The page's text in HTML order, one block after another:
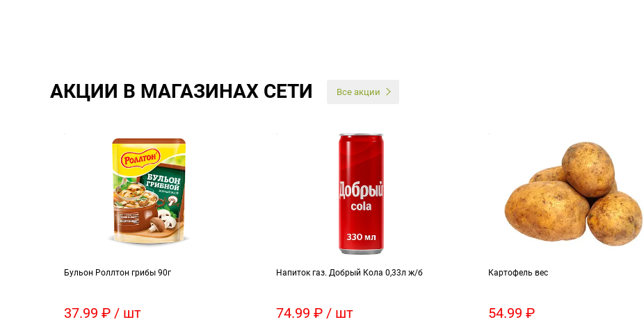
АКЦИИ В МАГАЗИНАХ СЕТИ Все акции
Бульон Роллтон грибы 90г
37.99 ₽ / шт
Напиток газ. Добрый Кола 0,33л ж/б
74.99 ₽ / шт
Картофель вес
54.99 ₽